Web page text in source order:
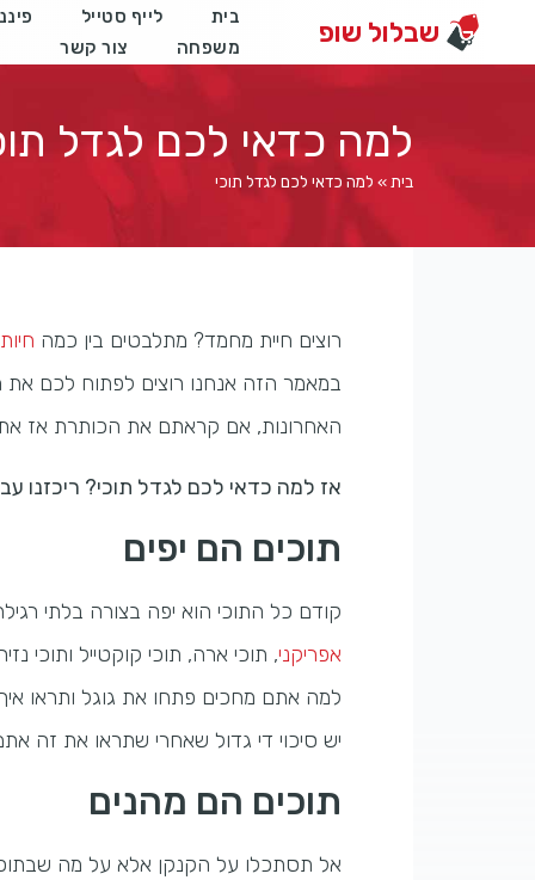
שבלול שופ בית לייף סטייל
משפחה
צור קשר
למה כדאי לכם לגדל
בית » למה כדאי לכם לגדל תוכי
רוצים חיית מחמד? מתלבטים בין כמה
במאמר הזה אנחנו רוצים לפתוח לכם
האחרונות, אם קראתם את הכותרת אז אתם
אז למה כדאי לכם לגדל תוכי? ריכזנו עבורכם 6 סיבות משכנעות במיוחדת
תוכים הם יפים
קודם כל התוכי הוא יפה בצורה בלתי
אפריקני, תוכי ארה, תוכי קוקטייל ותוכי
למה אתם מחכים פתחו את גוגל ותראו
יש סיכוי די גדול שאחרי שתראו את זה
תוכים הם מהנים
אל תסתכלו על הקנקן אלא על מה